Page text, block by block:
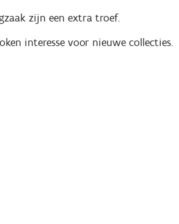
zijn een extra troef.
interesse voor nieuwe collecties.